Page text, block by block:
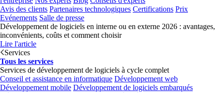
Avis des clients Partenaires technologiques Certifications Prix
Evénements Salle de presse
Développement de logiciels en interne ou en externe 2026 : avantages,
inconvénients, coûts et comment choisir
Lire l'article
Services
Tous les services
Services de développement de logiciels à cycle complet
Conseil et assistance en informatique Développement web
Développement mobile Développement de logiciels embarqués